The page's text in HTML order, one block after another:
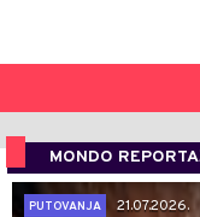
MONDO
PUTOVANJA
21.07.2026.